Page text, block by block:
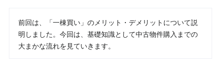
前回は、「一棟買い」のメリット・デメリットについて説
明しました。今回は、基礎知識として中古物件購入までの
大まかな流れを見ていきます。